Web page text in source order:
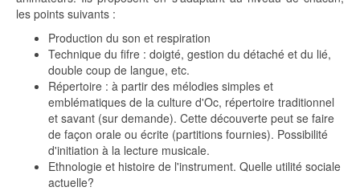
les points suivants :
Production du son et respiration
Technique du fifre : doigté, gestion du détaché et du lié,
double coup de langue, etc.
Répertoire : à partir des mélodies simples et
emblématiques de la culture d'Oc, répertoire traditionnel
et savant (sur demande). Cette découverte peut se faire
de façon orale ou écrite (partitions fournies). Possibilité
d'initiation à la lecture musicale.
Ethnologie et histoire de l'instrument. Quelle utilité sociale
actuelle?